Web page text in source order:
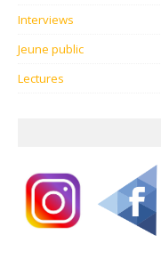
Interviews
Jeune public
Lectures